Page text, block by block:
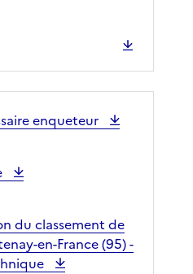
enqueteur
du classement de
en-France (95) -